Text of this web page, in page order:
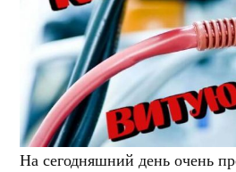
На сегодняшний день очень